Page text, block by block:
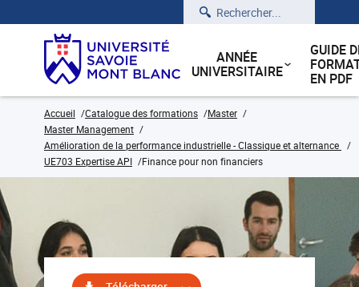
Rechercher
ANNÉE
UNIVERSITAIRE
GUIDE
EN PDF
Accueil Catalogue des formations
Master
Master Management
Amélioration de la performance industrielle - Classique et alternance
UE703 Expertise API
Finance pour non financiers